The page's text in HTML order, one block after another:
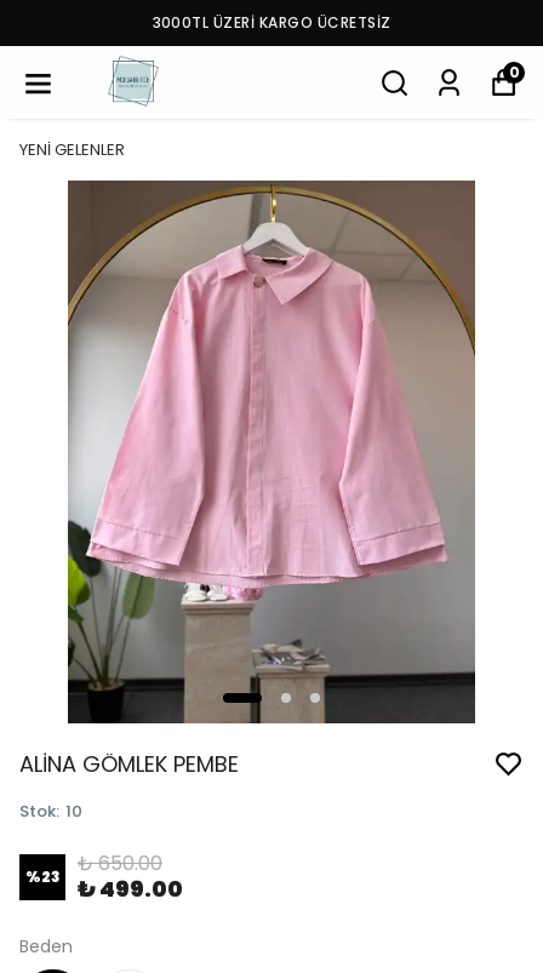
3000TL ÜZERİ KARGO ÜCRETSİZ
0
YENİ GELENLER
ALİNA GÖMLEK PEMBE
Stok: 10
%23 ₺ 650.00
₺ 499.00
Beden